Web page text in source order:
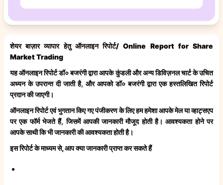
शेयर बाज़ार व्यापार हेतु ऑनलाइन रिपोर्ट/ Online Report for Share
Market Trading
यह ऑनलाइन रिपोर्ट डॉ० बजरंगी द्वारा आपके कुंडली और अन्य डिविज़नल चार्ट के उचित
अध्यन के उपरान्त दी जाती है, और आपको डॉ० बजरंगी द्वारा एक हस्तलिखित रिपोर्ट
प्रदान की जाएगी।
ऑनलाइन रिपोर्ट एवं भुगतान किए गए पंजीकरण के लिएहम हमेशा आपके मेल या व्हाट्सएप
पर एक फॉर्म भेजते हैं, जिसमें आपकी जानकारी मौजूद होती है। आवश्यकता होने पर
आपके साथी कि भी जानकारी की आवश्यकता होती है।
इस रिपोर्ट के माध्यम से, आप क्या जानकारी प्राप्त कर सकते हैं